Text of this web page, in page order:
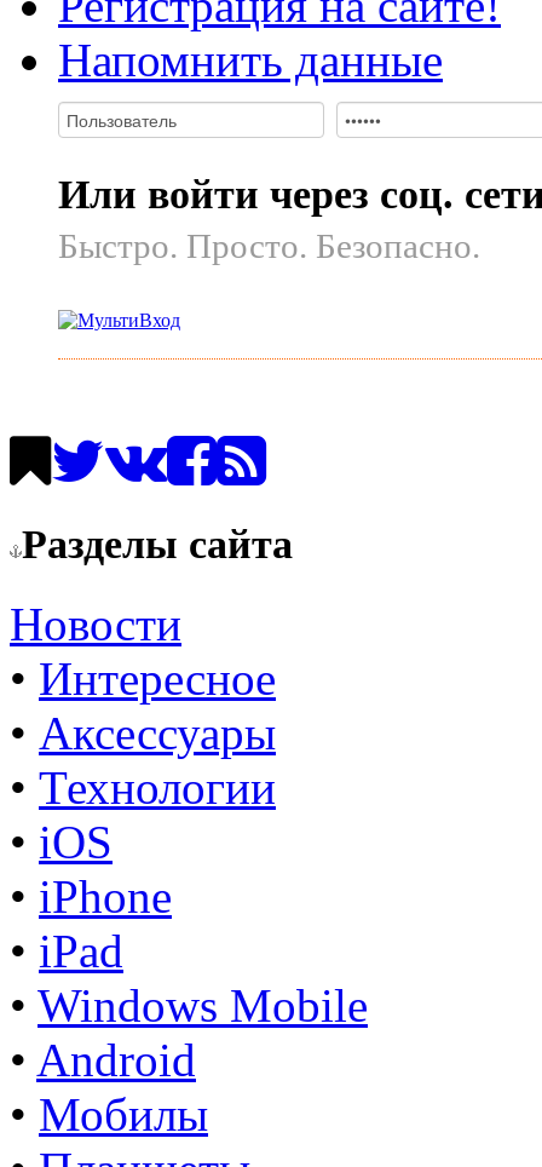
Напомнить данные
Или войти через соц.
Быстро. Просто. Безопасно.
Разделы сайта
Новости
• Интересное
• Аксессуары
• Технологии
• iOS
• iPhone
• iPad
• Windows Mobile
• Android
• Мобилы